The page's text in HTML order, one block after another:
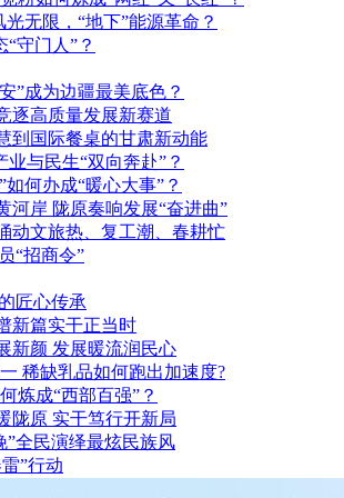
无限，“地下”能源革命？
守门人”？
”成为边疆最美底色？
逐高质量发展新赛道
到国际餐桌的甘肃新动能
与民生“双向奔赴”？
何办成“暖心大事”？
河岸 陇原奏响发展“奋进曲”
动文旅热、复工潮、春耕忙
“招商令”
匠心传承
新篇实干正当时
新颜 发展暖流润民心
稀缺乳品如何跑出加速度?
炼成“西部百强”？
陇原 实干笃行开新局
”全民演绎最炫民族风
”行动